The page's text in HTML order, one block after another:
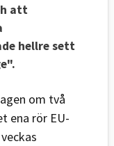
att
hellre sett
om två
ena rör EU-